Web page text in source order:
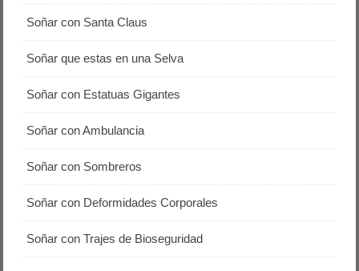
Soñar con Santa Claus
Soñar que estas en una Selva
Soñar con Estatuas Gigantes
Soñar con Ambulancia
Soñar con Sombreros
Soñar con Deformidades Corporales
Soñar con Trajes de Bioseguridad